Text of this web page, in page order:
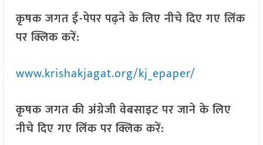
कृषक जगत ई-पेपर पढ़ने के लिए नीचे दिए गए लिंक
पर क्लिक करें:
www.krishakjagat.org/kj_epaper/
कृषक जगत की अंग्रेजी वेबसाइट पर जाने के लिए
नीचे दिए गए लिंक पर क्लिक करें: